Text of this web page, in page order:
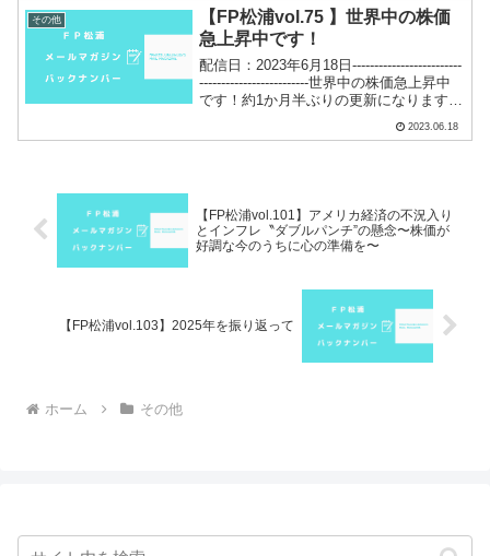
その他
【FP松浦vol.75 】世界中の株価
急上昇中です！
配信日：2023年6月18日-------------------------
-------------------------世界中の株価急上昇中
です！約1か月半ぶりの更新になります
2023.06.18
【FP松浦vol.101】アメリカ経済の不況入り
とインフレ〝ダブルパンチ”の懸念〜株価が
好調な今のうちに心の準備を〜
【FP松浦vol.103】2025年を振り返って
ホーム その他